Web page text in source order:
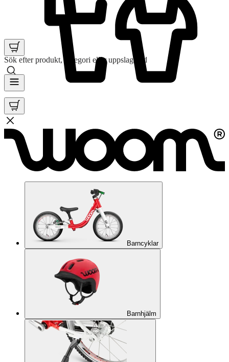
Sök efter produkt, kategori eller uppslagsord
Barncyklar
Barnhjälm